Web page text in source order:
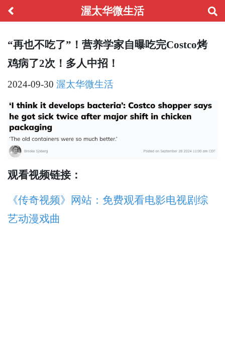
渥太华微生活
“再也不吃了”！营养学家自曝吃完Costco烤
鸡病了2次！多人中招！
2024-09-30 渥太华微生活
观看视频链接：
《传奇视频》网站：免费观看电影电视剧综
艺动漫戏曲